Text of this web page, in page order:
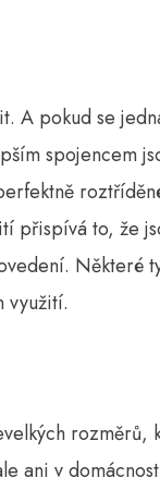
A pokud se
spojencem
přispívá to, že
Některé
využití.
rozměrů,
ani v